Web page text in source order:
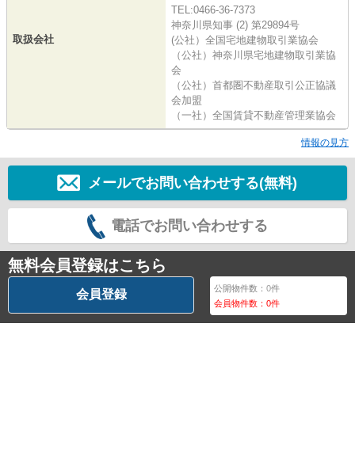
取扱会社
TEL:0466-36-7373
神奈川県知事 (2) 第29894号
(公社）全国宅地建物取引業協会
（公社）神奈川県宅地建物取引業協
会
（公社）首都圏不動産取引公正協議
会加盟
（一社）全国賃貸不動産管理業協会
情報の見方
メールでお問い合わせする(無料)
電話でお問い合わせする
無料会員登録はこちら
会員登録 公開物件数：0件
会員物件数：0件